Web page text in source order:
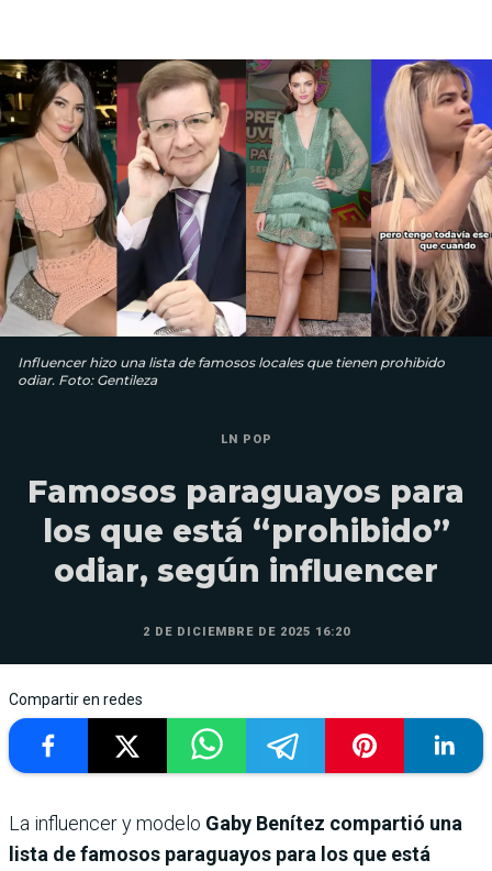
Influencer hizo una lista de famosos locales que tienen prohibido
odiar. Foto: Gentileza
LN POP
Famosos paraguayos para
los que está “prohibido”
odiar, según influencer
2 DE DICIEMBRE DE 2025 16:20
Compartir en redes
La influencer y modelo Gaby Benítez compartió una
lista de famosos paraguayos para los que está